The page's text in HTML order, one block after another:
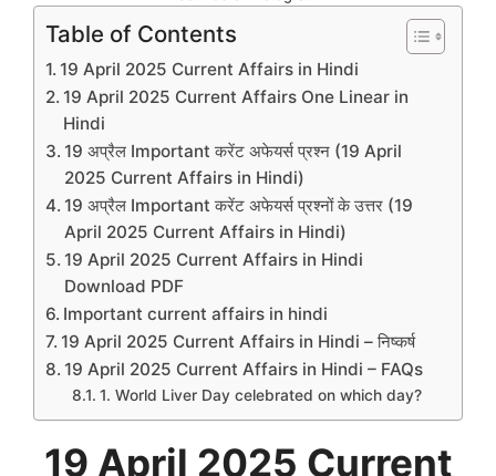
Table of Contents
19 April 2025 Current Affairs in Hindi
19 April 2025 Current Affairs One Linear in
Hindi
19 अप्रैल Important करेंट अफेयर्स प्रश्न (19 April
2025 Current Affairs in Hindi)
19 अप्रैल Important करेंट अफेयर्स प्रश्नों के उत्तर (19
April 2025 Current Affairs in Hindi)
19 April 2025 Current Affairs in Hindi
Download PDF
Important current affairs in hindi
19 April 2025 Current Affairs in Hindi – निष्कर्ष
19 April 2025 Current Affairs in Hindi – FAQs
1. World Liver Day celebrated on which day?
19 April 2025 Current